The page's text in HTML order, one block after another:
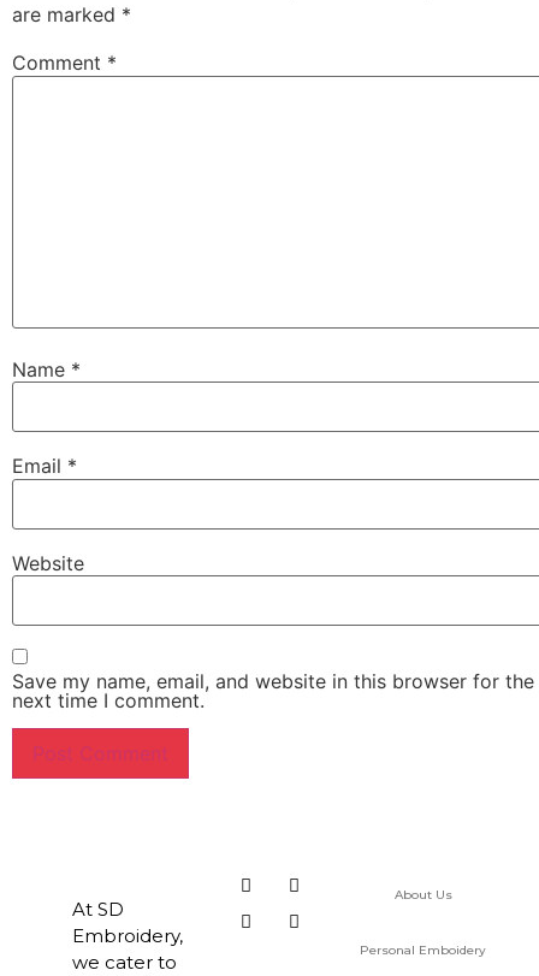
are marked *
Comment *
Name *
Email *
Website
Save my name, email, and website in this browser for the
next time I comment.
At SD
Embroidery,
we cater to
About Us
Personal Emboidery